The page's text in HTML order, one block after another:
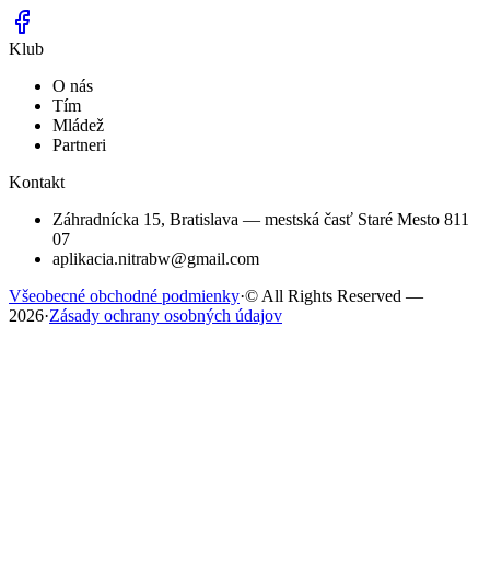
Klub
O nás
Tím
Mládež
Partneri
Kontakt
Záhradnícka 15, Bratislava — mestská časť Staré Mesto 811
07
aplikacia.nitrabw@gmail.com
Všeobecné obchodné podmienky·© All Rights Reserved —
2026·Zásady ochrany osobných údajov